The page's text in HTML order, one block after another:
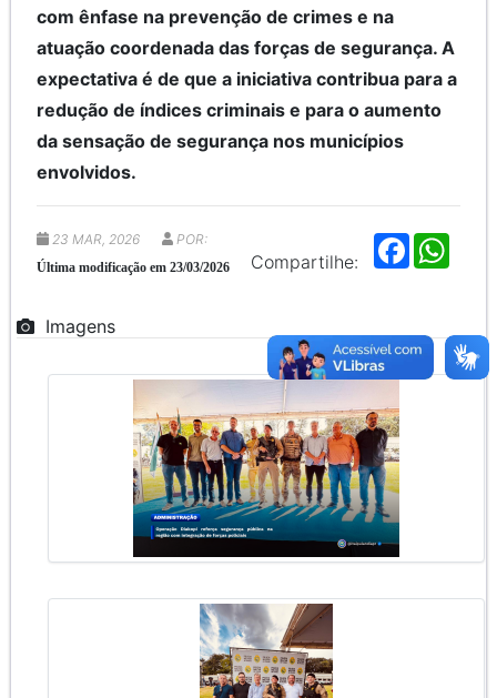
com ênfase na prevenção de crimes e na
atuação coordenada das forças de segurança. A
expectativa é de que a iniciativa contribua para a
redução de índices criminais e para o aumento
da sensação de segurança nos municípios
envolvidos.
Compartilhe:
F
a
o
o
A
p
p
23 MAR, 2026 POR:
Última modificação em 23/03/2026
Imagens